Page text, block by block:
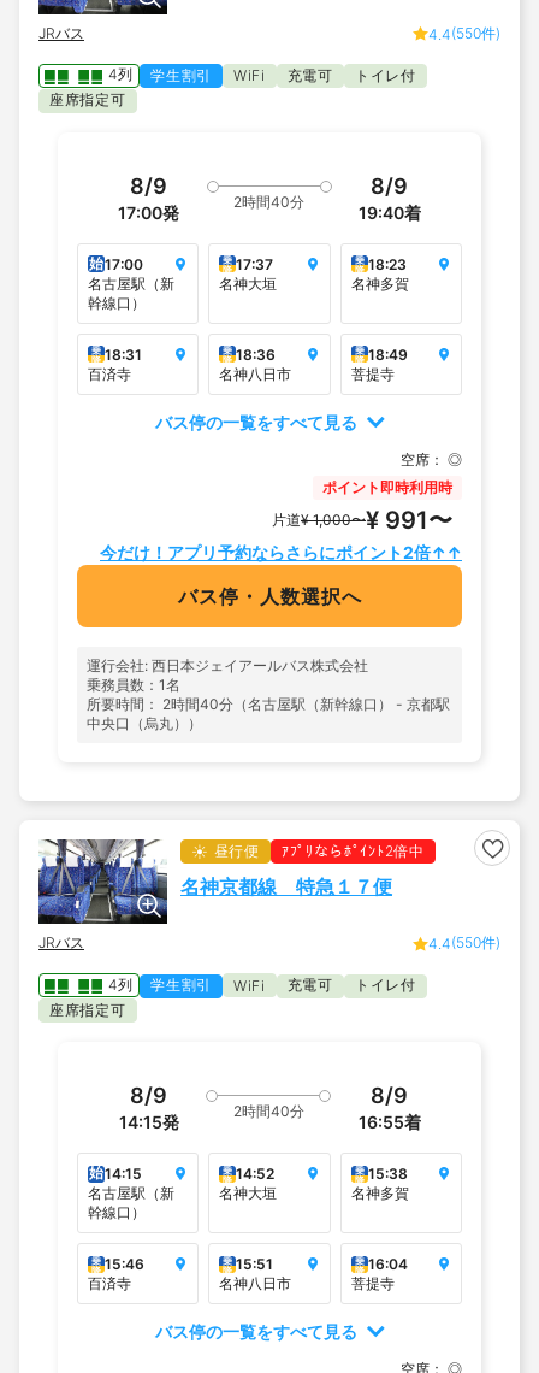
JRバス 4.4(550件)
4列 学生割引 WiFi 充電可
トイレ付
座席指定可
8/9
17:00発
2時間40分
8/9
19:40着
始17:00
名古屋駅（新
幹線口）
乗
降 17:37
名神大垣
乗
降 18:23
名神多賀
乗
降 18:31
百済寺
乗
降 18:36
名神八日市
乗
降 18:49
菩提寺
バス停の一覧をすべて見る
空席： ◎
ポイント即時利用時
片道¥ 1,000〜¥ 991〜
今だけ！アプリ予約ならさらにポイント2倍↑↑
バス停・人数選択へ
運行会社: 西日本ジェイアールバス株式会社
乗務員数：1名
所要時間： 2時間40分（名古屋駅（新幹線口） - 京都駅
中央口（烏丸））
昼行便 ｱﾌﾟﾘならﾎﾟｲﾝﾄ2倍中
名神京都線 特急１７便
JRバス 4.4(550件)
4列 学生割引 WiFi 充電可
トイレ付
座席指定可
8/9
14:15発
2時間40分
8/9
16:55着
始14:15
名古屋駅（新
幹線口）
乗
降 14:52
名神大垣
乗
降 15:38
名神多賀
乗
降 15:46
百済寺
乗
降 15:51
名神八日市
乗
降 16:04
菩提寺
バス停の一覧をすべて見る
空席： ◎